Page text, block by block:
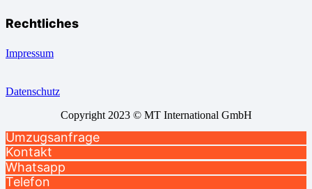
Rechtliches
Impressum
Datenschutz
Copyright 2023 © MT International GmbH
Umzugsanfrage
Kontakt
Whatsapp
Telefon